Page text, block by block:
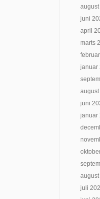
juni
april
marts
januar
juni
januar
juli